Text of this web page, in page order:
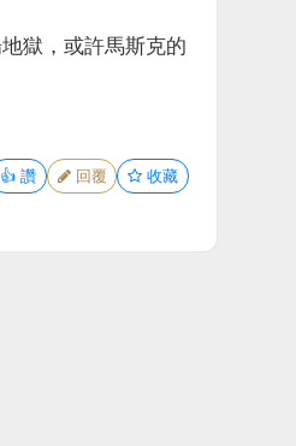
獄，或許馬斯克的
👍 讚 回覆 收藏